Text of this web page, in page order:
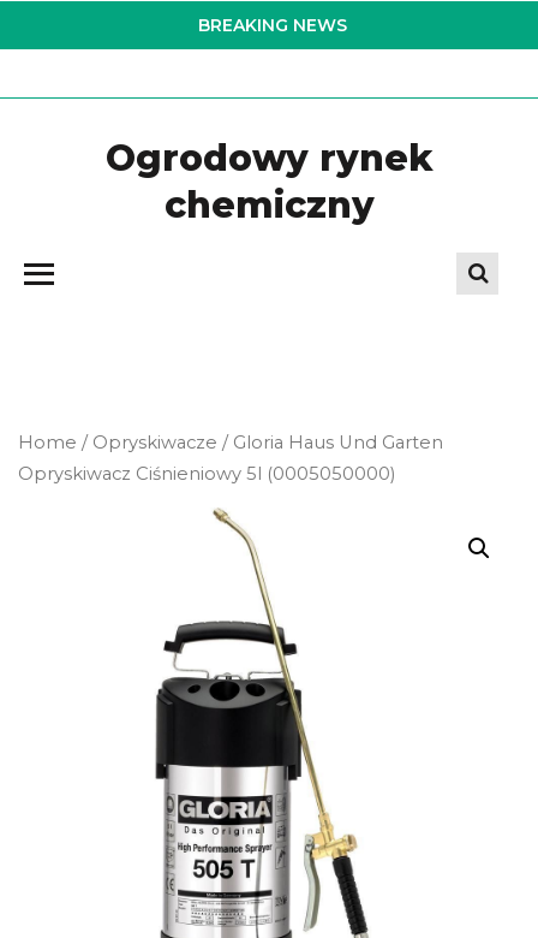
to
BREAKING NEWS
Ogrodowy rynek
chemiczny
Home / Opryskiwacze / Gloria Haus Und Garten
Opryskiwacz Ciśnieniowy 5l (0005050000)